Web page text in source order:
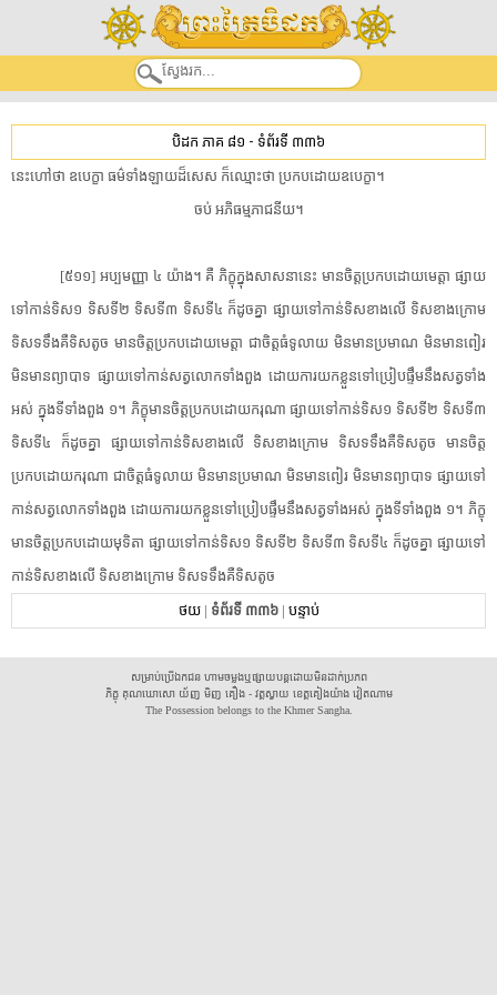
បិដក ភាគ ៨១ - ទំព័រទី ៣៣៦
នេះ​ហៅថា ឧបេក្ខា ធម៌​ទាំងឡាយ​ដ៏​សេស ក៏​ឈ្មោះថា ប្រកបដោយ​ឧបេក្ខា។
ចប់ អភិធម្ម​ភា​ជនីយ។
[៥១១] អប្ប​មញ្ញា ៤ យ៉ាង។ គឺ ភិក្ខុ​ក្នុង​សាសនា​នេះ មានចិត្ត​ប្រកបដោយ​មេត្តា ផ្សាយ​
ទៅកាន់​ទិស១ ទិសទី២ ទិសទី៣ ទិសទី៤ ក៏​ដូចគ្នា ផ្សាយ​ទៅកាន់​ទិស​ខាងលើ ទិស​ខាងក្រោម
ទិស​ទទឹង​គឺ​ទិសតូច មានចិត្ត​ប្រកបដោយ​មេត្តា ជា​ចិត្តធំ​ទូលាយ មិន​មាន​ប្រមាណ មិន​មាន​ពៀរ
មិន​មាន​ព្យាបាទ ផ្សាយ​ទៅកាន់​សត្វលោក​ទាំងពួង ដោយ​ការ​យក​ខ្លួន​ទៅ​ប្រៀបផ្ទឹម​នឹង​សត្វ​ទាំង
អស់ ក្នុង​ទី​ទាំងពួង ១។ ភិក្ខុ​មានចិត្ត​ប្រកបដោយ​ករុណា ផ្សាយ​ទៅកាន់​ទិស១ ទិសទី២ ទិសទី៣
ទិសទី៤ ក៏​ដូចគ្នា ផ្សាយ​ទៅកាន់​ទិស​ខាងលើ ទិស​ខាងក្រោម ទិស​ទទឹង​គឺ​ទិសតូច មានចិត្ត​
ប្រកបដោយ​ករុណា ជា​ចិត្តធំ​ទូលាយ មិន​មាន​ប្រមាណ មិន​មាន​ពៀរ មិន​មាន​ព្យាបាទ ផ្សាយ​ទៅ
កាន់​សត្វលោក​ទាំងពួង ដោយ​ការ​យក​ខ្លួន​ទៅ​ប្រៀបផ្ទឹម​នឹង​សត្វ​ទាំងអស់ ក្នុង​ទី​ទាំងពួង ១។ ភិក្ខុ​
មានចិត្ត​ប្រកបដោយ​មុទិតា ផ្សាយ​ទៅកាន់​ទិស១ ទិសទី២ ទិសទី៣ ទិសទី៤ ក៏​ដូចគ្នា ផ្សាយ​ទៅ
កាន់​ទិស​ខាងលើ ទិស​ខាងក្រោម ទិស​ទទឹង​គឺ​ទិសតូច
ថយ| ទំព័រទី ៣៣៦| បន្ទាប់
សម្រាប់ប្រើឯកជន ហាមចម្លងឬផ្សាយបន្តដោយមិនដាក់ប្រភព
ភិក្ខុ គុណឃោសោ យ័ញ មិញ គឿង - វត្តស្វាយ ខេត្តគៀងយ៉ាង វៀតណាម
The Possession belongs to the Khmer Sangha.